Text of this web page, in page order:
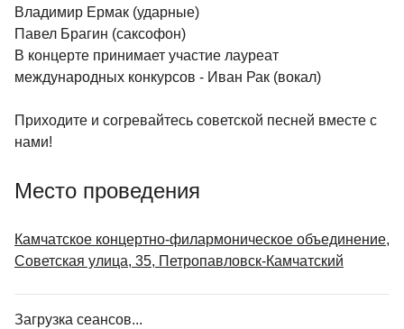
Владимир Ермак (ударные)
Павел Брагин (саксофон)
В концерте принимает участие лауреат
международных конкурсов - Иван Рак (вокал)
Приходите и согревайтесь советской песней вместе с
нами!
Место проведения
Камчатское концертно-филармоническое объединение,
Советская улица, 35, Петропавловск-Камчатский
Загрузка сеансов...